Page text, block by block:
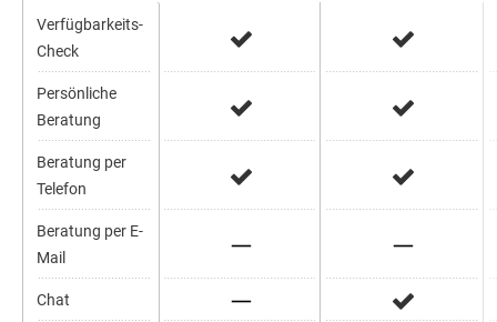
Verfügbarkeits-
Check
Persönliche
Beratung
Beratung per
Telefon
Beratung per E-
Mail
Chat